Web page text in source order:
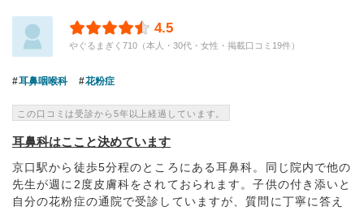
4.5
やぐるまぎく710（本人・30代・女性・掲載口コミ19件）
耳鼻咽喉科 花粉症
この口コミは受診から5年以上経過しています。
耳鼻科はここと決めています
京口駅から徒歩5分程のところにある耳鼻科。同じ院内で他の
先生が週に2度皮膚科をされておられます。子供の付き添いと
自分の花粉症の通院で受診していますが、質問に丁寧に答え